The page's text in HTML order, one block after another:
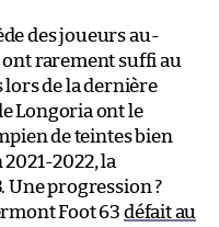
des joueurs au-
ont rarement suffi au
de la dernière
Longoria ont le
de teintes bien
2022, la
Une progression ?
Foot 63 défait au